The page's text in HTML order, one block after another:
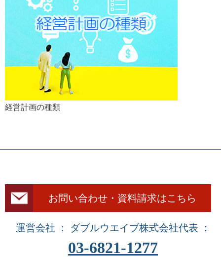
経営計画の種類
お問い合わせ・資料請求はこちら
運営会社 ： ダブルウエイブ株式会社代表 ：
03-6821-1277